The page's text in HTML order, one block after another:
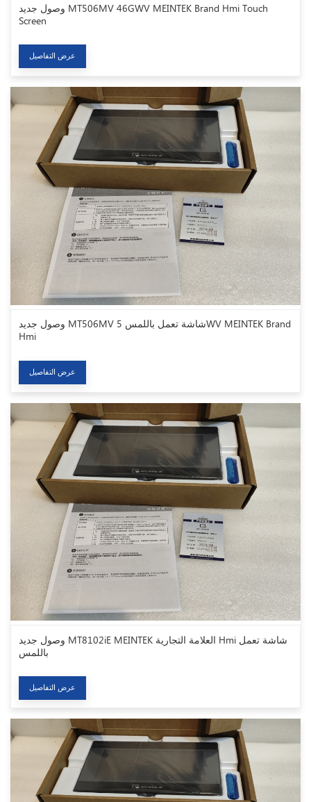
وصول جديد MT506MV 46GWV MEINTEK Brand Hmi Touch
Screen
عرض التفاصيل
وصول جديد MT506MV شاشة تعمل باللمس 5WV MEINTEK Brand
Hmi
عرض التفاصيل
وصول جديد MT8102iE MEINTEK العلامة التجارية Hmi شاشة تعمل
باللمس
عرض التفاصيل